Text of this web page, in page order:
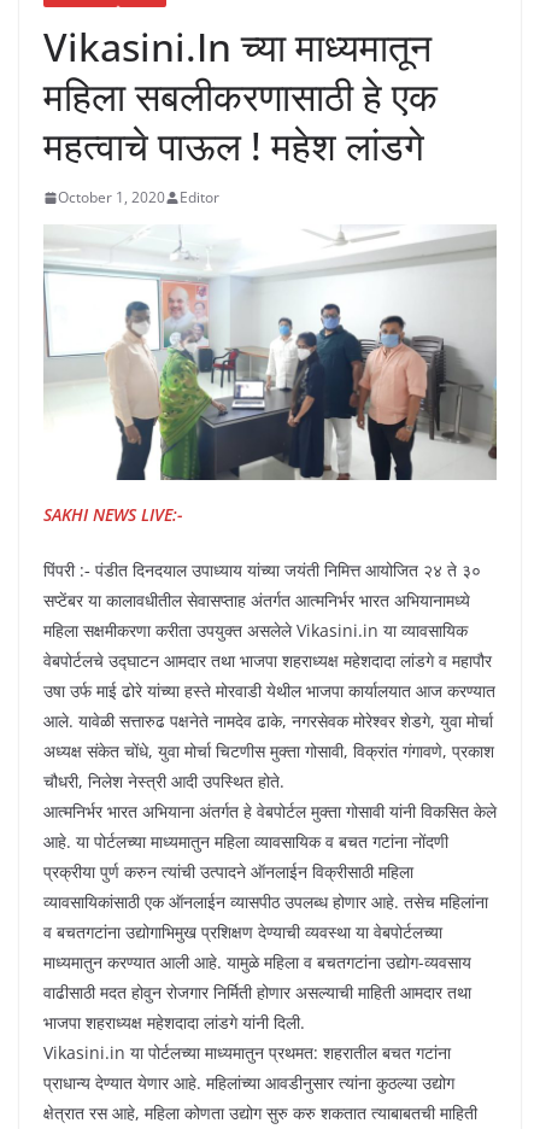
Vikasini.In च्या माध्यमातून
महिला सबलीकरणासाठी हे एक
महत्वाचे पाऊल ! महेश लांडगे
October 1, 2020 Editor
SAKHI NEWS LIVE:-
पिंपरी :‐ पंडीत दिनदयाल उपाध्याय यांच्या जयंती निमित्त आयोजित २४ ते ३०
सप्टेंबर या कालावधीतील सेवासप्ताह अंतर्गत आत्मनिर्भर भारत अभियानामध्ये
महिला सक्षमीकरणा करीता उपयुक्त असलेले Vikasini.in या व्यावसायिक
वेबपोर्टलचे उद्घाटन आमदार तथा भाजपा शहराध्यक्ष महेशदादा लांडगे व महापौर
उषा उर्फ माई ढोरे यांच्या हस्ते मोरवाडी येथील भाजपा कार्यालयात आज करण्यात
आले. यावेळी सत्तारुढ पक्षनेते नामदेव ढाके, नगरसेवक मोरेश्वर शेडगे, युवा मोर्चा
अध्यक्ष संकेत चोंधे, युवा मोर्चा चिटणीस मुक्ता गोसावी, विक्रांत गंगावणे, प्रकाश
चौधरी, निलेश नेस्त्री आदी उपस्थित होते.
आत्मनिर्भर भारत अभियाना अंतर्गत हे वेबपोर्टल मुक्ता गोसावी यांनी विकसित केले
आहे. या पोर्टलच्या माध्यमातुन महिला व्यावसायिक व बचत गटांना नोंदणी
प्रक्रीया पुर्ण करुन त्यांची उत्पादने ऑनलाईन विक्रीसाठी महिला
व्यावसायिकांसाठी एक ऑनलाईन व्यासपीठ उपलब्ध होणार आहे. तसेच महिलांना
व बचतगटांना उद्योगाभिमुख प्रशिक्षण देण्याची व्यवस्था या वेबपोर्टलच्या
माध्यमातुन करण्यात आली आहे. यामुळे महिला व बचतगटांना उद्योग-व्यवसाय
वाढीसाठी मदत होवुन रोजगार निर्मिती होणार असल्याची माहिती आमदार तथा
भाजपा शहराध्यक्ष महेशदादा लांडगे यांनी दिली.
Vikasini.in या पोर्टलच्या माध्यमातुन प्रथमत: शहरातील बचत गटांना
प्राधान्य देण्यात येणार आहे. महिलांच्या आवडीनुसार त्यांना कुठल्या उद्योग
क्षेत्रात रस आहे, महिला कोणता उद्योग सुरु करु शकतात त्याबाबतची माहिती